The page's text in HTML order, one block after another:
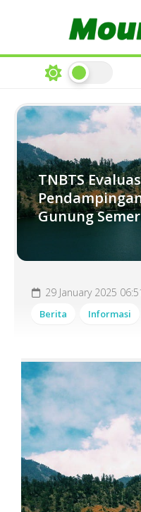
TNBTS
Gunung
29 January 2025
Berita Informasi